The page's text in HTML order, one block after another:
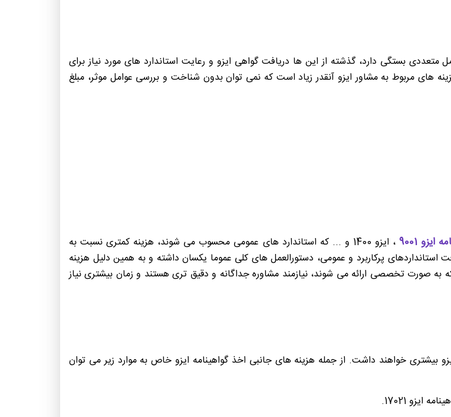
بستگی دارد، گذشته از این ها دریافت گواهی ایزو و رعایت استاندارد های مورد نیاز برای
های مربوط به مشاور ایزو آنقدر زیاد است که نمی توان بدون شناخت و بررسی عوامل موثر، مبلغ
ایزو 9001
، ایزو 1400 و ... که استاندارد های عمومی محسوب می شوند، هزینه کمتری نسبت به
پرکاربرد و عمومی، دستورالعمل های کلی عموما یکسان داشته و به همین دلیل هزینه
به صورت تخصصی ارائه می شوند، نیازمند مشاوره جداگانه و دقیق تری هستند و زمان بیشتری نیاز
بیشتری خواهند داشت. از جمله هزینه های جانبی اخذ گواهینامه ایزو خاص به موارد زیر می توان
17021.